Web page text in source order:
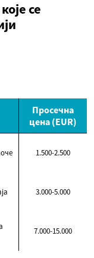
се
Просечна
цена (EUR)
1.500-2.500
3.000-5.000
7.000-15.000